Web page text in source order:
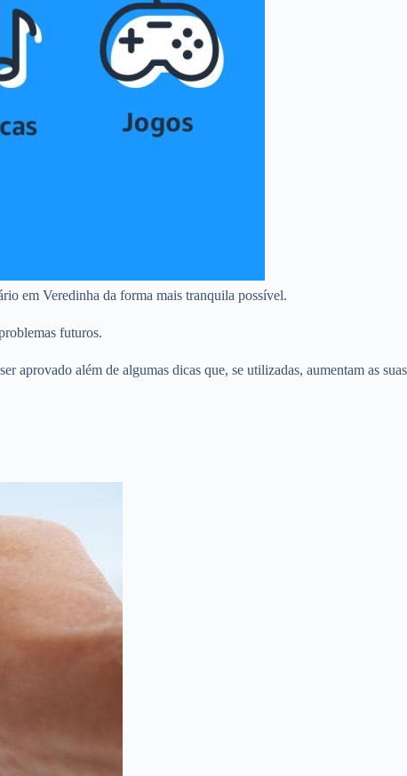
em Veredinha da forma mais tranquila possível.
futuros.
aprovado além de algumas dicas que, se utilizadas, aumentam as suas